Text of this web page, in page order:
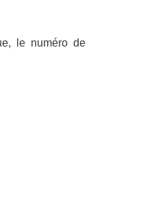
le numéro de